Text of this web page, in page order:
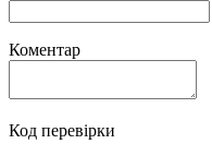
Коментар
Код перевірки